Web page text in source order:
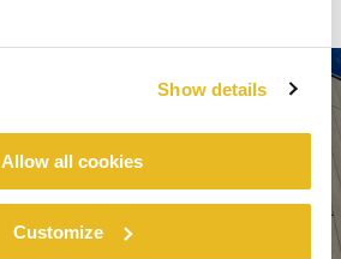
Show details
Allow all cookies
Customize